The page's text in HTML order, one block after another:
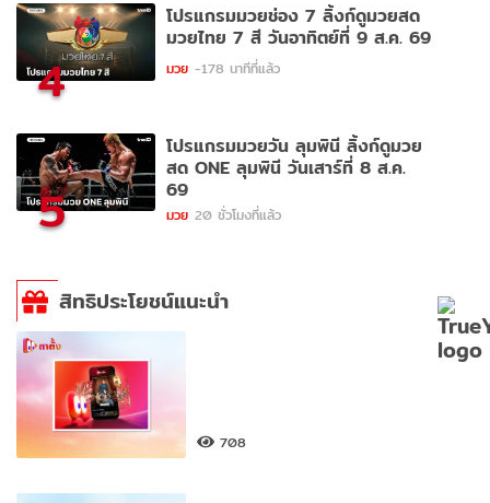
4
โปรแกรมมวยช่อง 7 ลิ้งก์ดูมวยสด
มวยไทย 7 สี วันอาทิตย์ที่ 9 ส.ค. 69
มวย -178 นาทีที่แล้ว
5
โปรแกรมมวยวัน ลุมพินี ลิ้งก์ดูมวย
สด ONE ลุมพินี วันเสาร์ที่ 8 ส.ค.
69
มวย 20 ชั่วโมงที่แล้ว
สิทธิประโยชน์แนะนำ
708